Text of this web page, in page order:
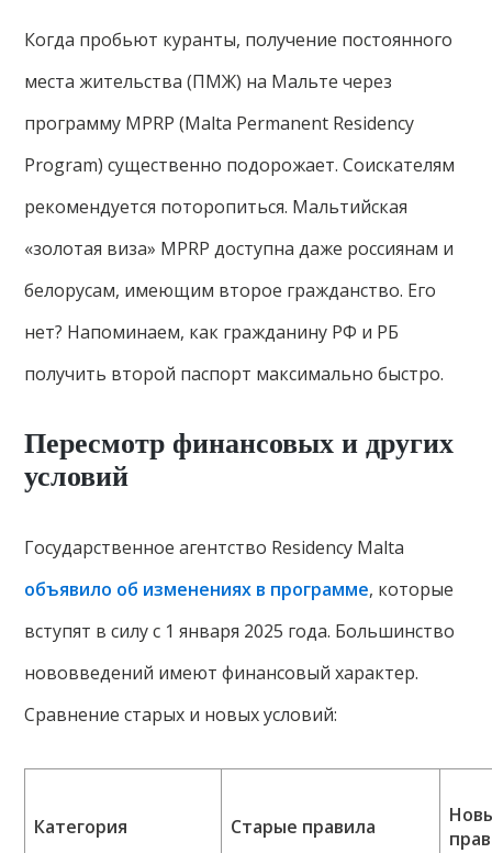
Когда пробьют куранты, получение постоянного
места жительства (ПМЖ) на Мальте через
программу MPRP (Malta Permanent Residency
Program) существенно подорожает. Соискателям
рекомендуется поторопиться. Мальтийская
«золотая виза» MPRP доступна даже россиянам и
белорусам, имеющим второе гражданство. Его
нет? Напоминаем, как гражданину РФ и РБ
получить второй паспорт максимально быстро.
Пересмотр финансовых и других
условий
Государственное агентство Residency Malta
объявило об изменениях в программе, которые
вступят в силу с 1 января 2025 года. Большинство
нововведений имеют финансовый характер.
Сравнение старых и новых условий:
Категория Старые правила